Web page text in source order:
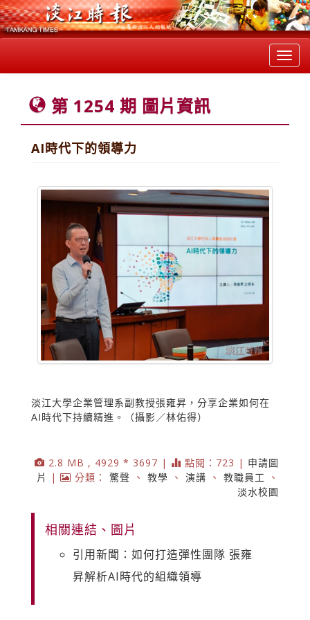
第 1254 期 圖片資訊
AI時代下的領導力
淡江大學企業管理系副教授張雍昇，分享企業如何在
AI時代下持續精進。（攝影／林佑得）
2.8 MB , 4929 * 3697 | 點閱：723 | 申請圖
片
| 分類： 驚聲 、 教學 、 演講 、 教職員工
、
淡水校園
相關連結、圖片
引用新聞：如何打造彈性團隊 張雍
昇解析AI時代的組織領導